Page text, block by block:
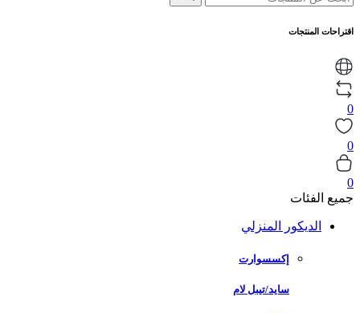
اقتراحات المنتجات
0
0
0
جميع الفئات
الديكور المنزلي
إكسسوارت
سايد/تيبل لام